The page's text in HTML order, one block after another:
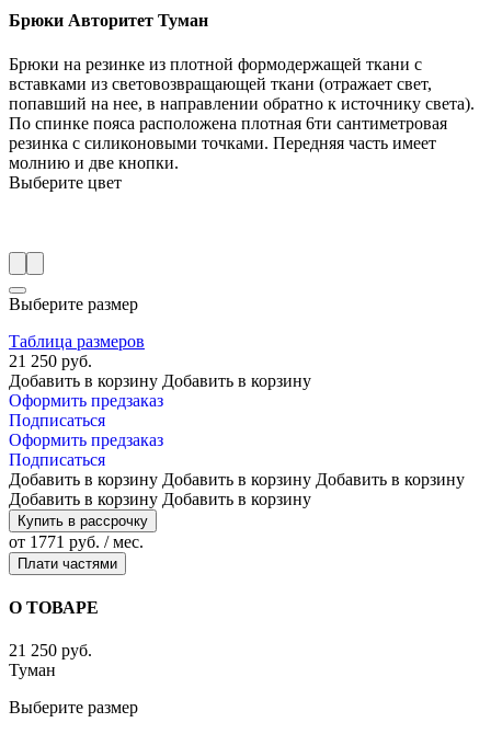
Брюки Авторитет Туман
Брюки на резинке из плотной формодержащей ткани с
вставками из световозвращающей ткани (отражает свет,
попавший на нее, в направлении обратно к источнику света).
По спинке пояса расположена плотная 6ти сантиметровая
резинка с силиконовыми точками. Передняя часть имеет
молнию и две кнопки.
Выберите цвет
Выберите размер
Таблица размеров
21 250 руб.
Добавить в корзину Добавить в корзину
Оформить предзаказ
Подписаться
Оформить предзаказ
Подписаться
Добавить в корзину Добавить в корзину Добавить в корзину
Добавить в корзину Добавить в корзину
Купить в рассрочку
от 1771 руб. / мес.
Плати частями
О ТОВАРЕ
21 250 руб.
Туман
Выберите размер